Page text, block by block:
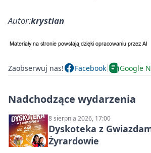
Autor:krystian
Zaobserwuj nas! Facebook Google
Nadchodzące wydarzenia
8 sierpnia 2026, 17:00
Dyskoteka z
Żyrardowie